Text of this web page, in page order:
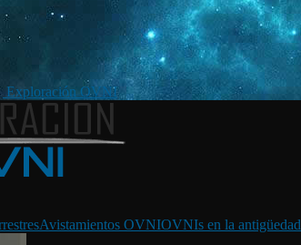
Exploración OVNI
Avistamientos OVNIOVNIs en la antigüedad